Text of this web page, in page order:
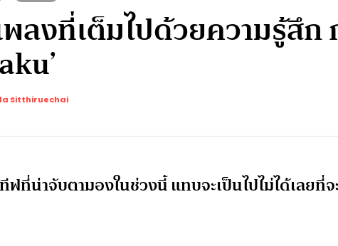
พลงที่เต็มไปด้วยความรู้สึก
Sitthiruechai
ที่น่าจับตามองในช่วงนี้ แทบจะเป็นไปไม่ได้เลยที่